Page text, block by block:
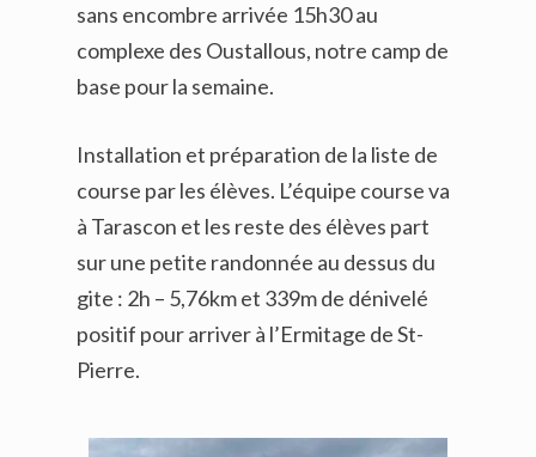
sans encombre arrivée 15h30 au
complexe des Oustallous, notre camp de
base pour la semaine.
Installation et préparation de la liste de
course par les élèves. L’équipe course va
à Tarascon et les reste des élèves part
sur une petite randonnée au dessus du
gite : 2h – 5,76km et 339m de dénivelé
positif pour arriver à l’Ermitage de St-
Pierre.